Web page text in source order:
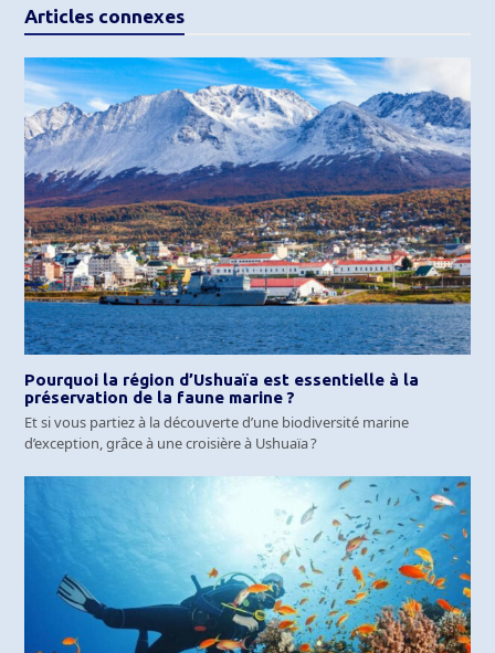
Articles connexes
Pourquoi la région d’Ushuaïa est essentielle à la
préservation de la faune marine ?
Et si vous partiez à la découverte d’une biodiversité marine
d’exception, grâce à une croisière à Ushuaïa ?